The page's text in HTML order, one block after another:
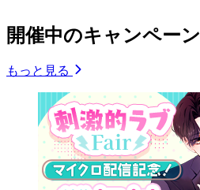
開催中のキャンペーン
もっと見る